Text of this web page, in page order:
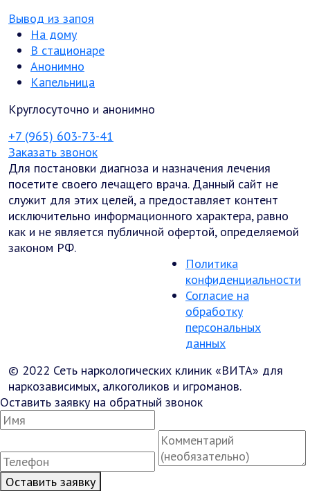
Вывод из запоя
На дому
В стационаре
Анонимно
Капельница
Круглосуточно и анонимно
+7 (965) 603-73-41
Заказать звонок
Для постановки диагноза и назначения лечения
посетите своего лечащего врача. Данный сайт не
служит для этих целей, а предоставляет контент
исключительно информационного характера, равно
как и не является публичной офертой, определяемой
законом РФ.
Политика
конфиденциальности
Согласие на
обработку
персональных
данных
© 2022 Сеть наркологических клиник «ВИТА» для
наркозависимых, алкоголиков и игроманов.
Оставить заявку на обратный звонок
Оставить заявку